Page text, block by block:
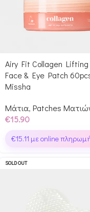
Airy Fit Collagen Lifting
Face & Eye Patch
Missha
Μάτια, Patches
€15.90
€15.11 με online
SOLD OUT